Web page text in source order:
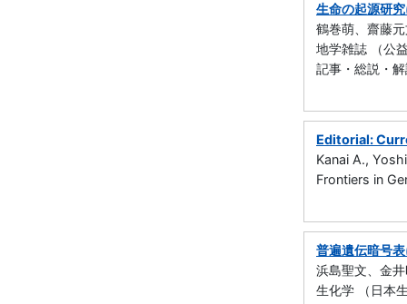
生命の起源研
鶴巻萌、齋藤
地学雑誌 （公
記事・総説・
Editorial:
Kanai A.,
Frontiers in
普遍遺伝暗号
浜島聖文、金
生化学 （日本